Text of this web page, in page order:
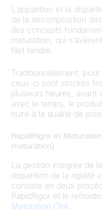
L’apparition et la
de la décomposition
des concepts
maturation, qui
filet tendre.
Traditionnellement,
ceux-ci sont stockés
plusieurs heures, avant
avec le temps, le
nuire à la qualité de
RapidRigor et
maturation)
La gestion intégrée de
disparition de la rigidité
consiste en deux
RapidRigor et le
Maturation Chill.